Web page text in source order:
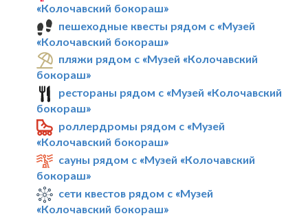
«Колочавский бокораш»
пешеходные квесты рядом с «Музей
«Колочавский бокораш»
пляжи рядом с «Музей «Колочавский
бокораш»
рестораны рядом с «Музей «Колочавский
бокораш»
роллердромы рядом с «Музей
«Колочавский бокораш»
сауны рядом с «Музей «Колочавский
бокораш»
сети квестов рядом с «Музей
«Колочавский бокораш»